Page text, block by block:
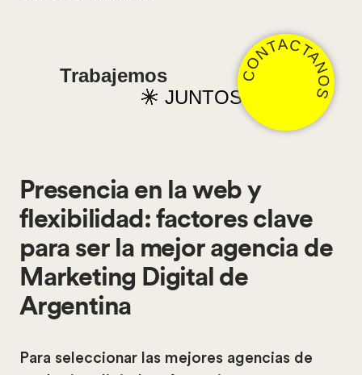
Trabajemos
JUNTOSCONTACTANOS
Presencia en la web y
flexibilidad: factores clave
para ser la mejor agencia de
Marketing Digital de
Argentina
Para seleccionar las mejores agencias de